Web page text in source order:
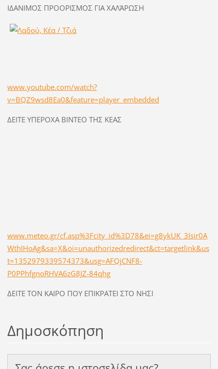
ΙΔΑΝΙΜΟΣ ΠΡΟΟΡΙΣΜΟΣ ΓΙΑ ΧΑΛΆΡΩΣΗ
www.youtube.com/watch?
v=BQZ9wsd8Ea0&feature=player_embedded
ΔΕΙΤΕ ΥΠΕΡΟΧΑ ΒΙΝΤΕΟ ΤΗΣ ΚΕΑΣ
www.meteo.gr/cf.asp%3Fcity_id%3D78&ei=g8ykUK_3Isir0A
WthIHoAg&sa=X&oi=unauthorizedredirect&ct=targetlink&us
t=1352979339574373&usg=AFQjCNF8-
P0PPhfgnoRHVA6zG8JZ-84qhg
ΔΕΙΤΕ ΤΟΝ ΚΑΙΡΟ ΠΟΥ ΕΠΙΚΡΑΤΕΙ ΣΤΟ ΝΗΣΙ
Δημοσκόπηση